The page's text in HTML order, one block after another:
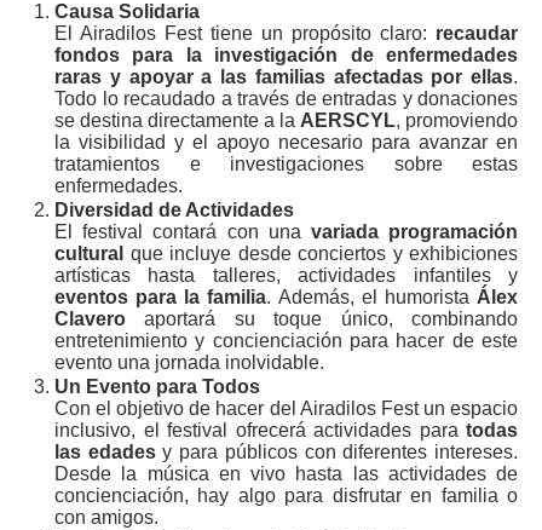
Causa Solidaria
El Airadilos Fest tiene un propósito claro: recaudar
fondos para la investigación de enfermedades
raras y apoyar a las familias afectadas por ellas.
Todo lo recaudado a través de entradas y donaciones
se destina directamente a la AERSCYL, promoviendo
la visibilidad y el apoyo necesario para avanzar en
tratamientos e investigaciones sobre estas
enfermedades.
Diversidad de Actividades
El festival contará con una variada programación
cultural que incluye desde conciertos y exhibiciones
artísticas hasta talleres, actividades infantiles y
eventos para la familia. Además, el humorista Álex
Clavero aportará su toque único, combinando
entretenimiento y concienciación para hacer de este
evento una jornada inolvidable.
Un Evento para Todos
Con el objetivo de hacer del Airadilos Fest un espacio
inclusivo, el festival ofrecerá actividades para todas
las edadesy para públicos con diferentes intereses.
Desde la música en vivo hasta las actividades de
concienciación, hay algo para disfrutar en familia o
con amigos.